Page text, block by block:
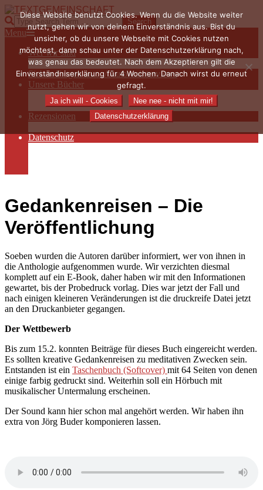
Skip
to
content
TEXTGEMEINSCHAFT
Search
Primary
Navigation
Menu
Menu
Wer wir sind
Die Hauptakteurinnen
Sieben Fragen an… / Autoreninterviews
Unsere Bücher
Autorenservices
Autorenprofile
Rezensionen
Datenschutz
Gedankenreisen – Die
Veröffentlichung
Soeben wurden die Autoren darüber informiert, wer von ihnen in
die Anthologie aufgenommen wurde. Wir verzichten diesmal
komplett auf ein E-Book, daher haben wir mit den Informationen
gewartet, bis der Probedruck vorlag. Dies war jetzt der Fall und
nach einigen kleineren Veränderungen ist die druckreife Datei jetzt
an den Druckanbieter gegangen.
Der Wettbewerb
Bis zum 15.2. konnten Beiträge für dieses Buch eingereicht werden.
Es sollten kreative Gedankenreisen zu meditativen Zwecken sein.
Entstanden ist ein Taschenbuch (Softcover) mit 64 Seiten von denen
einige farbig gedruckt sind. Weiterhin soll ein Hörbuch mit
musikalischer Untermalung erscheinen.
Der Sound kann hier schon mal angehört werden. Wir haben ihn
extra von Jörg Buder komponieren lassen.
Diese Website benutzt Cookies. Wenn du die Website weiter
nutzt, gehen wir von deinem Einverständnis aus. Bist du
unsicher, ob du unsere Webseite mit Cookies nutzen
möchtest, dann schau unter der Datenschutzerklärung nach,
was genau das bedeutet. Nach dem Akzeptieren gilt die
Einverständniserklärung für 4 Wochen. Danach wirst du erneut
gefragt.
Ja ich will - Cookies
Nee nee - nicht mit mir!
Datenschutzerklärung